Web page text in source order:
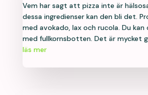
Vem har sagt att pizza inte är
dessa ingredienser kan den bli det.
med avokado, lax och rucola. Du kan
med fullkornsbotten. Det är mycket
läs mer